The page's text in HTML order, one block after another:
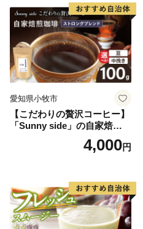
愛知県小牧市
【こだわりの贅沢コーヒー】
「Sunny side」の自家焙煎珈
琲ストロングブレンド（100
4,000円